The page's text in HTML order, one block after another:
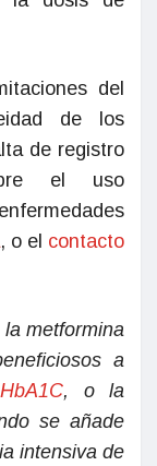
del
de los
de registro
el uso
, o el contacto
metformina
a
HbA1C, o la
se añade
intensiva de